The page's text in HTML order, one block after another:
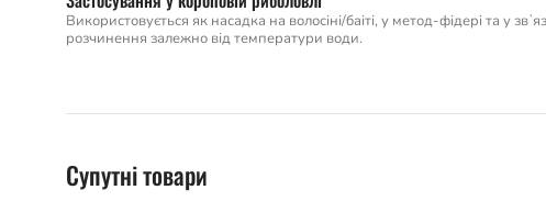
Використовується як насадка на волосіні/баіті, у метод-фідері та у
розчинення залежно від температури води.
Супутні товари